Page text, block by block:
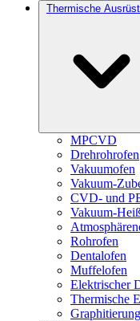
Thermische
MPCVD
Drehrohrofen
Vakuumofen
Vakuum-
CVD- und
Vakuum-
Rohrofen
Dentalofen
Muffelofen
Elektrischer
Thermische